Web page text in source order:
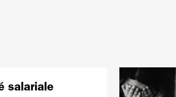
salariale